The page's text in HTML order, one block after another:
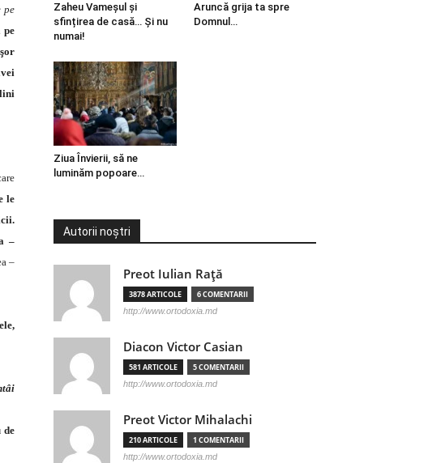
pe
pe
le
–
–
de
Zaheu Vameșul și
sfințirea de casă… Și nu
numai!
Aruncă grija ta spre
Domnul…
Ziua Învierii, să ne
luminăm popoare…
Autorii noștri
Preot Iulian Raţă
3878 ARTICOLE 6 COMENTARII
http://www.ortodoxia.md
Diacon Victor Casian
581 ARTICOLE 5 COMENTARII
http://www.ortodoxia.md
Preot Victor Mihalachi
210 ARTICOLE 1 COMENTARII
http://www.ortodoxia.md